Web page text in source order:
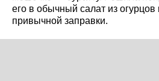
его в обычный салат из
привычной заправки.